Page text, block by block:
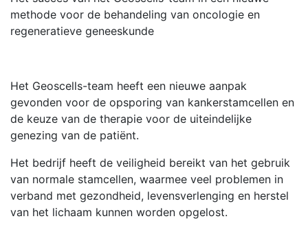
methode voor de behandeling van oncologie en
regeneratieve geneeskunde
Het Geoscells-team heeft een nieuwe aanpak
gevonden voor de opsporing van kankerstamcellen en
de keuze van de therapie voor de uiteindelijke
genezing van de patiënt.
Het bedrijf heeft de veiligheid bereikt van het gebruik
van normale stamcellen, waarmee veel problemen in
verband met gezondheid, levensverlenging en herstel
van het lichaam kunnen worden opgelost.